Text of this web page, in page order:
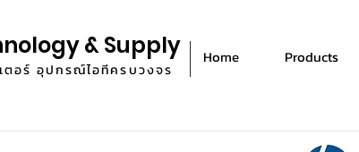
& Supply
ตอร์ อุปกรณ์ไอทีครบวงจร
Home Products